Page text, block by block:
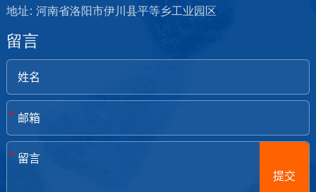
料的通用用途。 高纯度 BFA：通常用于需要一致性和低杂质
水平的精密研磨和高性能应用。 半脆性 BFA：最适合需要中
等耐用性和提高切割效率的应用。 选择正确的等级将避免因
规格过高而造成的不必要的成本，并有助于保持质量和成本
之间的平衡。 2.优化批量采购以降低成本 确定合适的等级
后，采购就成为控制成本的下一个重要因素。批量购买BFA
时，务必从可靠的供应商处获得具有竞争力的价格。以下是
采购方法： 批量折扣：大量购买BFA，即可享受供应商的批
量折扣。这是长期合同中降低单位成本的关键方法。 可靠的
供应商和质量保证：虽然降低成本很重要，但与提供稳定质
量和可靠交付的供应商合作对于防止生产延迟和确保稳定的
地址: 河南省洛阳市伊川县平等乡工业园区
留言
*
*
提交